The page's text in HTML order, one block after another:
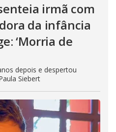
irmã com
da infância
‘Morria de
depois e despertou
Siebert